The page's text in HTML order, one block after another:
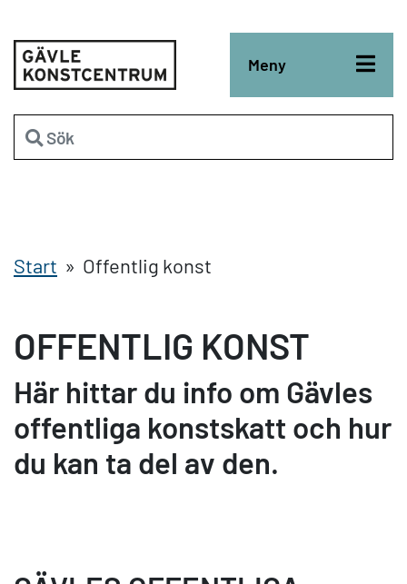
Meny
Start » Offentlig konst
OFFENTLIG KONST
Här hittar du info om Gävles
offentliga konstskatt och hur
du kan ta del av den.